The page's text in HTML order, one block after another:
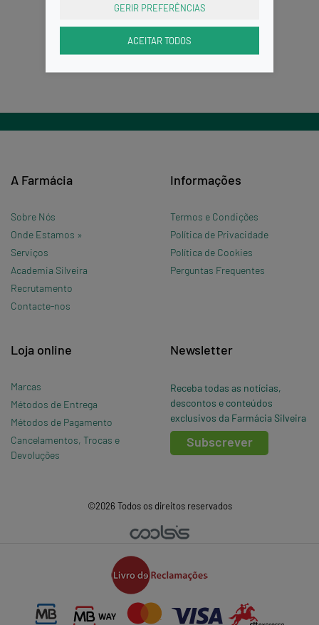
GERIR PREFERÊNCIAS
ACEITAR TODOS
A Farmácia
Sobre Nós
Onde Estamos »
Serviços
Academia Silveira
Recrutamento
Contacte-nos
Informações
Termos e Condições
Política de Privacidade
Política de Cookies
Perguntas Frequentes
Loja online
Marcas
Métodos de Entrega
Métodos de Pagamento
Cancelamentos, Trocas e
Devoluções
Newsletter
Receba todas as notícias,
descontos e conteúdos
exclusivos da Farmácia Silveira
Subscrever
©2026 Todos os direitos reservados